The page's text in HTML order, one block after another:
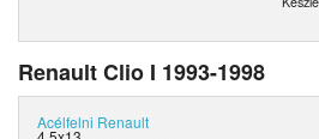
Renault Clio I 1993-1998
Acélfelni Renault